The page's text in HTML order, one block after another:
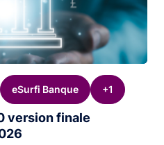
eSurfi Banque +1
version finale